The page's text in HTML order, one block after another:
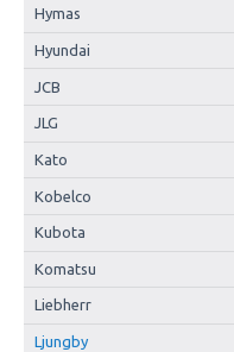
Hymas
Hyundai
JCB
JLG
Kato
Kobelco
Kubota
Komatsu
Liebherr
Ljungby